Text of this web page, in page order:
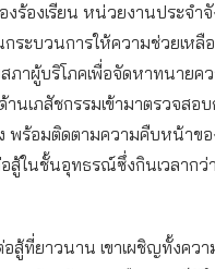
งร้องเรียน หน่วยงานประจำ
กระบวนการให้ความช่วยเหลื
ภาผู้บริโภคเพื่อจัดหาทนายค
นเภสัชกรรมเข้ามาตรวจสอบ
พร้อมติดตามความคืบหน้าขอ
สู้ในชั้นอุทธรณ์ซึ่งกินเวลากว่
สู้ที่ยาวนาน เขาเผชิญทั้งควา